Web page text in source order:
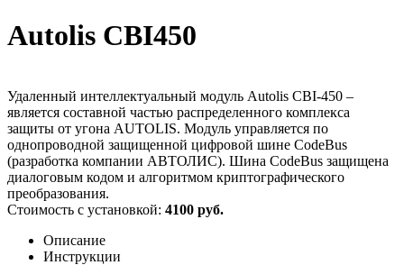
Autolis CBI450
Удаленный интеллектуальный модуль Autolis CBI-450 –
является составной частью распределенного комплекса
защиты от угона AUTOLIS. Модуль управляется по
однопроводной защищенной цифровой шине CodeBus
(разработка компании АВТОЛИС). Шина CodeBus защищена
диалоговым кодом и алгоритмом криптографического
преобразования.
Стоимость с установкой: 4100 руб.
Описание
Инструкции